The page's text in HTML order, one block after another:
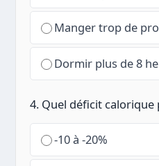
Manger trop de
Dormir plus de 8
4. Quel déficit
-10 à -20%